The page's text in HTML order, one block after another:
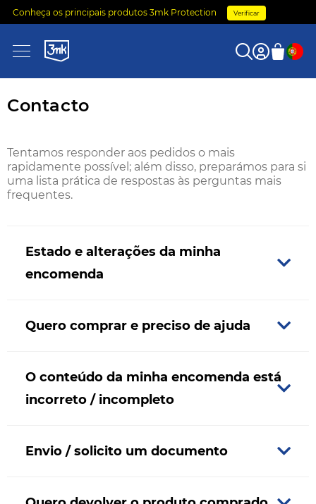
Conheça os principais produtos 3mk Protection Verificar
0
Contacto
Tentamos responder aos pedidos o mais
rapidamente possível; além disso, preparámos para si
uma lista prática de respostas às perguntas mais
frequentes.
Estado e alterações da minha
encomenda
Quero comprar e preciso de ajuda
O conteúdo da minha encomenda está
incorreto / incompleto
Envio / solicito um documento